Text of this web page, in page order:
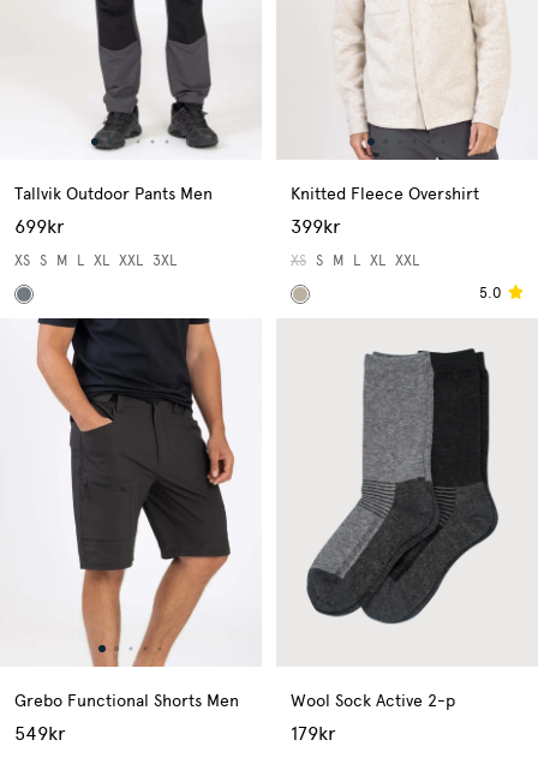
Tallvik Outdoor Pants Men
699kr
XS S M L XL XXL 3XL
Knitted Fleece Overshirt
399kr
XS S M L XL
XXL
5.0
Grebo Functional Shorts Men
549kr
Wool Sock Active 2-p
179kr